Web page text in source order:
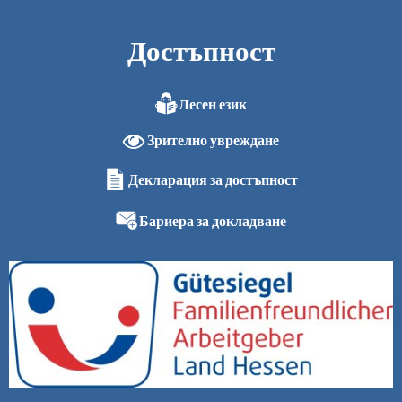
Достъпност
Лесен език
Зрително увреждане
Декларация за достъпност
Бариера за докладване